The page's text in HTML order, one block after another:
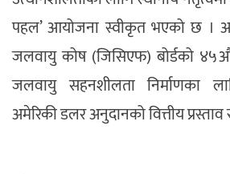
पहल’ आयोजना स्वीकृत भएको छ ।
जलवायु कोष (जिसिएफ) बोर्डको
जलवायु सहनशीलता निर्माणका
अमेरिकी डलर अनुदानको वित्तीय